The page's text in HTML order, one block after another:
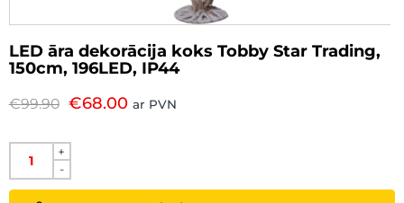
LED āra dekorācija koks Tobby Star Trading,
150cm, 196LED, IP44
€99.90 €68.00 ar PVN
+
-